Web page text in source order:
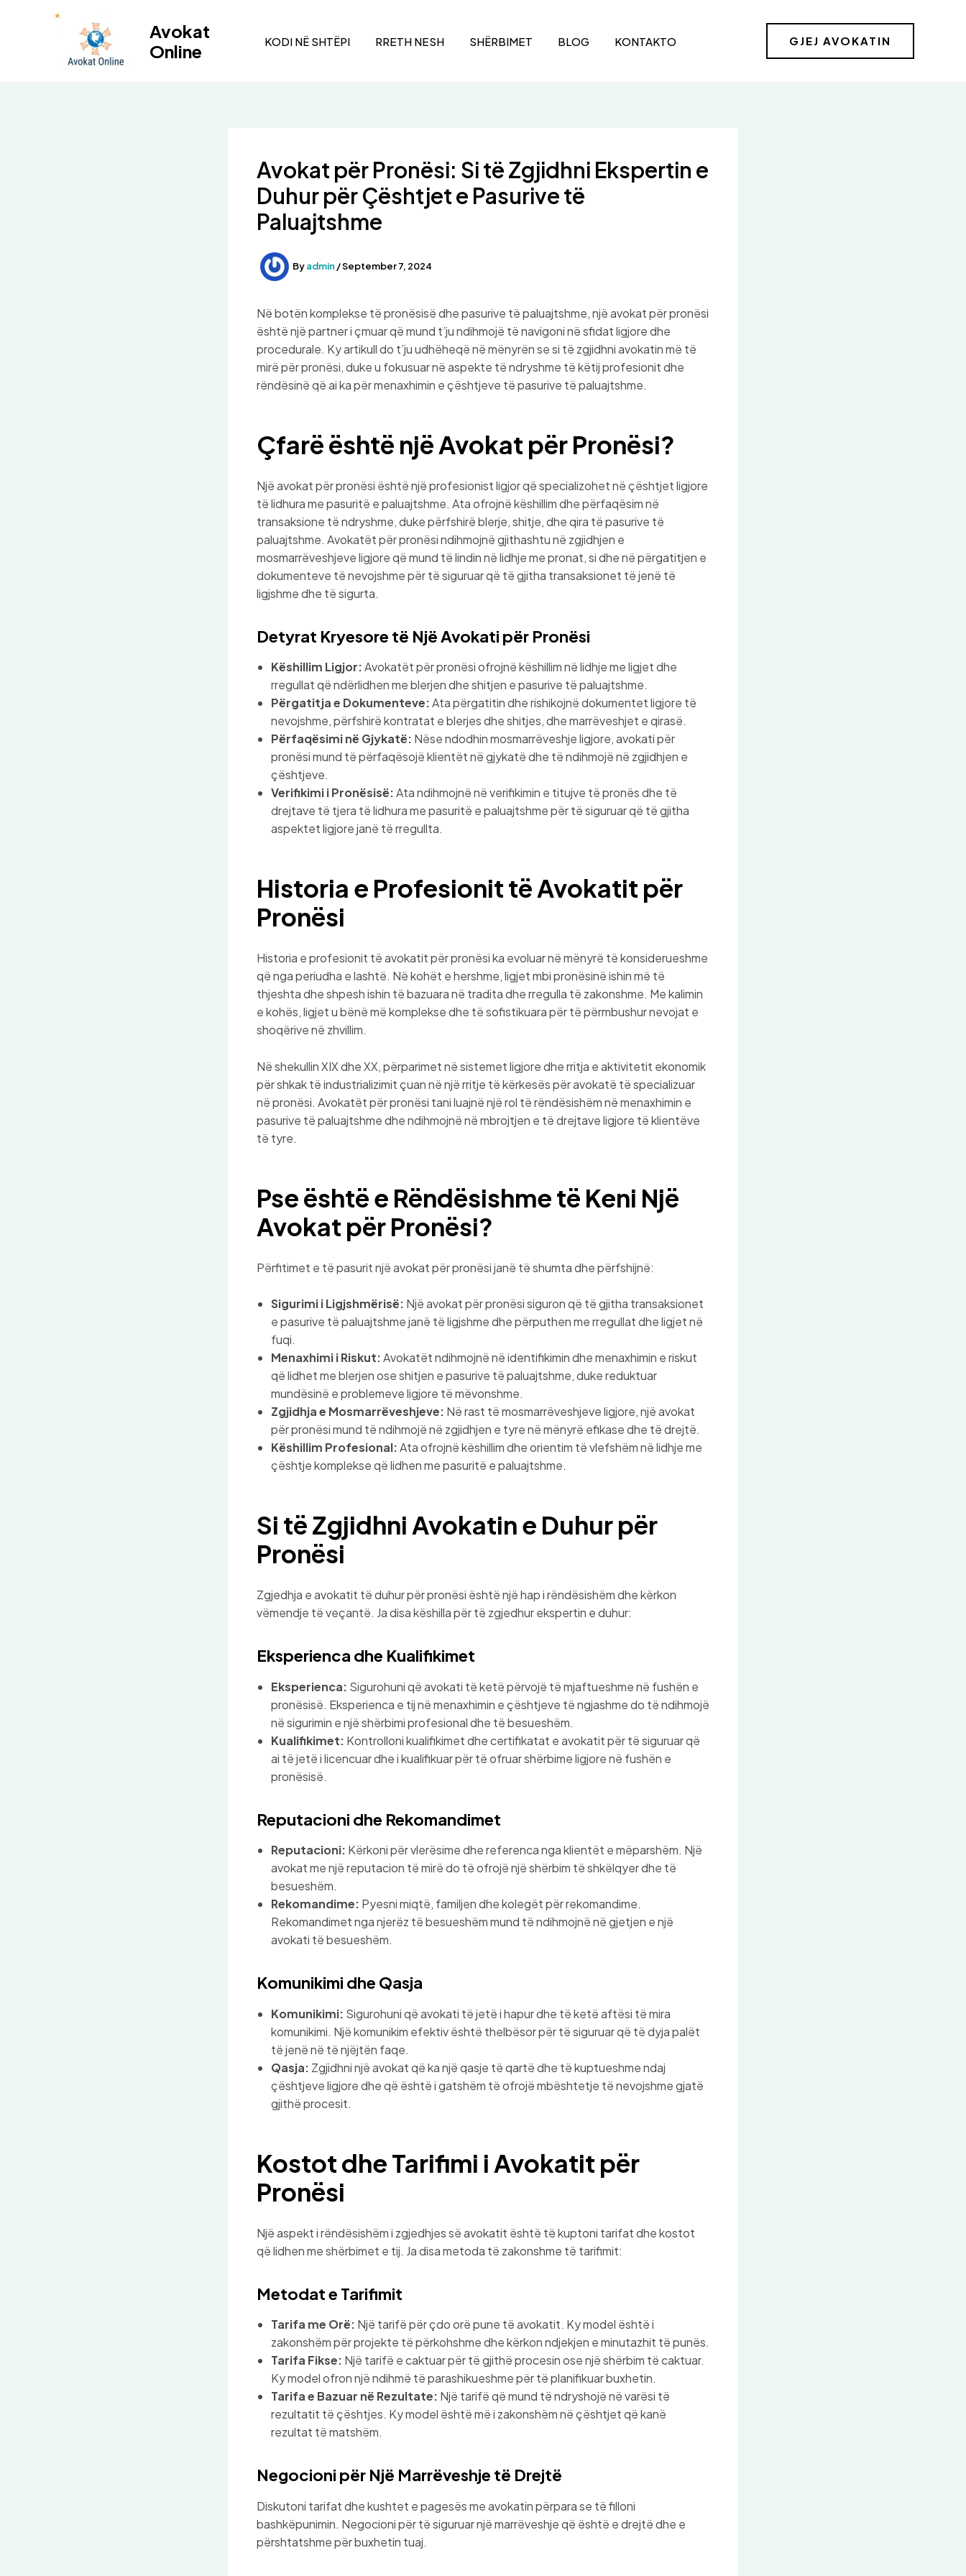
Avokat
Online
KODI NË SHTËPI RRETH NESH SHËRBIMET BLOG KONTAKTO GJEJ AVOKATIN
Avokat për Pronësi: Si të Zgjidhni Ekspertin e
Duhur për Çështjet e Pasurive të
Paluajtshme
Byadmin /September 7, 2024
Në botën komplekse të pronësisë dhe pasurive të paluajtshme, një avokat për pronësi
është një partner i çmuar që mund t’ju ndihmojë të navigoni në sfidat ligjore dhe
procedurale. Ky artikull do t’ju udhëheqë në mënyrën se si të zgjidhni avokatin më të
mirë për pronësi, duke u fokusuar në aspekte të ndryshme të këtij profesionit dhe
rëndësinë që ai ka për menaxhimin e çështjeve të pasurive të paluajtshme.
Çfarë është një Avokat për Pronësi?
Një avokat për pronësi është një profesionist ligjor që specializohet në çështjet ligjore
të lidhura me pasuritë e paluajtshme. Ata ofrojnë këshillim dhe përfaqësim në
transaksione të ndryshme, duke përfshirë blerje, shitje, dhe qira të pasurive të
paluajtshme. Avokatët për pronësi ndihmojnë gjithashtu në zgjidhjen e
mosmarrëveshjeve ligjore që mund të lindin në lidhje me pronat, si dhe në përgatitjen e
dokumenteve të nevojshme për të siguruar që të gjitha transaksionet të jenë të
ligjshme dhe të sigurta.
Detyrat Kryesore të Një Avokati për Pronësi
Këshillim Ligjor:Avokatët për pronësi ofrojnë këshillim në lidhje me ligjet dhe
rregullat që ndërlidhen me blerjen dhe shitjen e pasurive të paluajtshme.
Përgatitja e Dokumenteve:Ata përgatitin dhe rishikojnë dokumentet ligjore të
nevojshme, përfshirë kontratat e blerjes dhe shitjes, dhe marrëveshjet e qirasë.
Përfaqësimi në Gjykatë: Nëse ndodhin mosmarrëveshje ligjore, avokati për
pronësi mund të përfaqësojë klientët në gjykatë dhe të ndihmojë në zgjidhjen e
çështjeve.
Verifikimi i Pronësisë:Ata ndihmojnë në verifikimin e titujve të pronës dhe të
drejtave të tjera të lidhura me pasuritë e paluajtshme për të siguruar që të gjitha
aspektet ligjore janë të rregullta.
Historia e Profesionit të Avokatit për
Pronësi
Historia e profesionit të avokatit për pronësi ka evoluar në mënyrë të konsiderueshme
që nga periudha e lashtë. Në kohët e hershme, ligjet mbi pronësinë ishin më të
thjeshta dhe shpesh ishin të bazuara në tradita dhe rregulla të zakonshme. Me kalimin
e kohës, ligjet u bënë më komplekse dhe të sofistikuara për të përmbushur nevojat e
shoqërive në zhvillim.
Në shekullin XIX dhe XX, përparimet në sistemet ligjore dhe rritja e aktivitetit ekonomik
për shkak të industrializimit çuan në një rritje të kërkesës për avokatë të specializuar
në pronësi. Avokatët për pronësi tani luajnë një rol të rëndësishëm në menaxhimin e
pasurive të paluajtshme dhe ndihmojnë në mbrojtjen e të drejtave ligjore të klientëve
të tyre.
Pse është e Rëndësishme të Keni Një
Avokat për Pronësi?
Përfitimet e të pasurit një avokat për pronësi janë të shumta dhe përfshijnë:
Sigurimi i Ligjshmërisë: Një avokat për pronësi siguron që të gjitha transaksionet
e pasurive të paluajtshme janë të ligjshme dhe përputhen me rregullat dhe ligjet në
fuqi.
Menaxhimi i Riskut:Avokatët ndihmojnë në identifikimin dhe menaxhimin e riskut
që lidhet me blerjen ose shitjen e pasurive të paluajtshme, duke reduktuar
mundësinë e problemeve ligjore të mëvonshme.
Zgjidhja e Mosmarrëveshjeve: Në rast të mosmarrëveshjeve ligjore, një avokat
për pronësi mund të ndihmojë në zgjidhjen e tyre në mënyrë efikase dhe të drejtë.
Këshillim Profesional:Ata ofrojnë këshillim dhe orientim të vlefshëm në lidhje me
çështje komplekse që lidhen me pasuritë e paluajtshme.
Si të Zgjidhni Avokatin e Duhur për
Pronësi
Zgjedhja e avokatit të duhur për pronësi është një hap i rëndësishëm dhe kërkon
vëmendje të veçantë. Ja disa këshilla për të zgjedhur ekspertin e duhur:
Eksperienca dhe Kualifikimet
Eksperienca: Sigurohuni që avokati të ketë përvojë të mjaftueshme në fushën e
pronësisë. Eksperienca e tij në menaxhimin e çështjeve të ngjashme do të ndihmojë
në sigurimin e një shërbimi profesional dhe të besueshëm.
Kualifikimet: Kontrolloni kualifikimet dhe certifikatat e avokatit për të siguruar që
ai të jetë i licencuar dhe i kualifikuar për të ofruar shërbime ligjore në fushën e
pronësisë.
Reputacioni dhe Rekomandimet
Reputacioni: Kërkoni për vlerësime dhe referenca nga klientët e mëparshëm. Një
avokat me një reputacion të mirë do të ofrojë një shërbim të shkëlqyer dhe të
besueshëm.
Rekomandime: Pyesni miqtë, familjen dhe kolegët për rekomandime.
Rekomandimet nga njerëz të besueshëm mund të ndihmojnë në gjetjen e një
avokati të besueshëm.
Komunikimi dhe Qasja
Komunikimi: Sigurohuni që avokati të jetë i hapur dhe të ketë aftësi të mira
komunikimi. Një komunikim efektiv është thelbësor për të siguruar që të dyja palët
të jenë në të njëjtën faqe.
Qasja: Zgjidhni një avokat që ka një qasje të qartë dhe të kuptueshme ndaj
çështjeve ligjore dhe që është i gatshëm të ofrojë mbështetje të nevojshme gjatë
gjithë procesit.
Kostot dhe Tarifimi i Avokatit për
Pronësi
Një aspekt i rëndësishëm i zgjedhjes së avokatit është të kuptoni tarifat dhe kostot
që lidhen me shërbimet e tij. Ja disa metoda të zakonshme të tarifimit:
Metodat e Tarifimit
Tarifa me Orë: Një tarifë për çdo orë pune të avokatit. Ky model është i
zakonshëm për projekte të përkohshme dhe kërkon ndjekjen e minutazhit të punës.
Tarifa Fikse: Një tarifë e caktuar për të gjithë procesin ose një shërbim të caktuar.
Ky model ofron një ndihmë të parashikueshme për të planifikuar buxhetin.
Tarifa e Bazuar në Rezultate: Një tarifë që mund të ndryshojë në varësi të
rezultatit të çështjes. Ky model është më i zakonshëm në çështjet që kanë
rezultat të matshëm.
Negocioni për Një Marrëveshje të Drejtë
Diskutoni tarifat dhe kushtet e pagesës me avokatin përpara se të filloni
bashkëpunimin. Negocioni për të siguruar një marrëveshje që është e drejtë dhe e
përshtatshme për buxhetin tuaj.